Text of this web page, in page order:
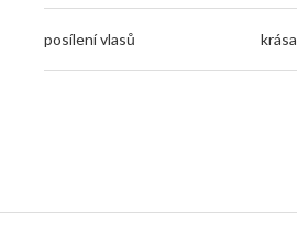
posílení vlasů krása